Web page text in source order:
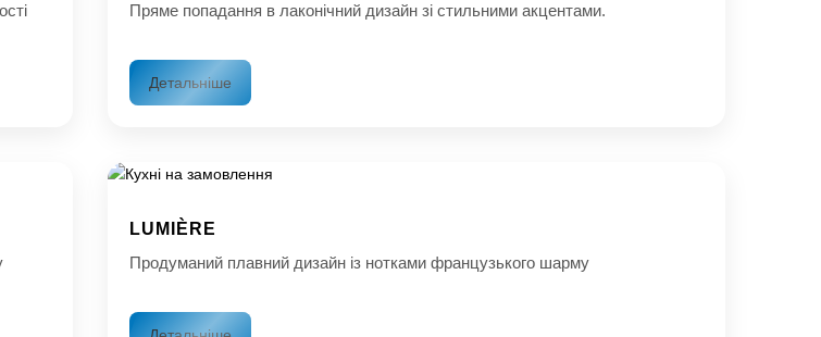
Пряме попадання в лаконічний дизайн зі стильними акцентами.
Детальніше
LUMIÈRE
Продуманий плавний дизайн із нотками французького шарму